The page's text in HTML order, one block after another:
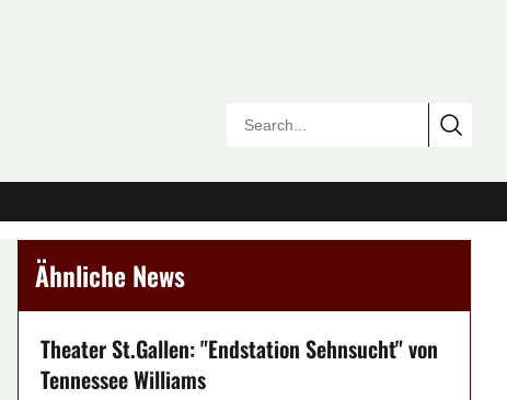
Ähnliche News
Theater St.Gallen: "Endstation Sehnsucht" von
Tennessee Williams